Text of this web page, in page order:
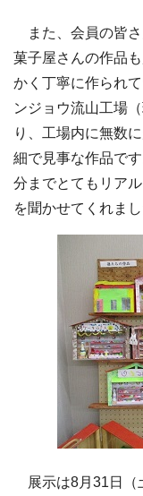
また、会員の皆さ
菓子屋さんの作品
かく丁寧に作られ
ンジョウ流山工場
り、工場内に無数
細で見事な作品で
分までとてもリア
を聞かせてくれまし
展示は8月31日（